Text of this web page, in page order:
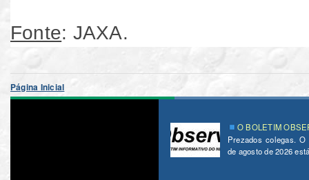
Fonte: JAXA.
Página Inicial
O BOLETIM
Prezados colegas.
de agosto de 2026